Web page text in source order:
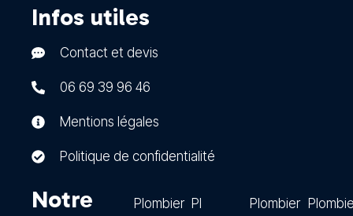
Infos utiles
Contact et devis
06 69 39 96 46
Mentions légales
Politique de confidentialité
Notre
Plombier Pl
Plombier